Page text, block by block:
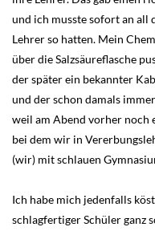
und ich musste sofort an all
Lehrer so hatten. Mein
über die Salzsäureflasche
der später ein bekannter
und der schon damals
weil am Abend vorher
bei dem wir in
(wir) mit schlauen
Ich habe mich jedenfalls
schlagfertiger Schüler ganz